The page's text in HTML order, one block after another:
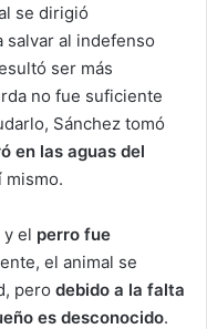
se dirigió
salvar al indefenso
ser más
no fue suficiente
Sánchez tomó
en las aguas del
mismo.
el perro fue
el animal se
pero debido a la falta
es desconocido.